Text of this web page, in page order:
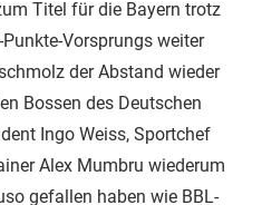
Titel für die Bayern trotz
Vorsprungs weiter
der Abstand wieder
Bossen des Deutschen
Ingo Weiss, Sportchef
Alex Mumbru wiederum
gefallen haben wie BBL-